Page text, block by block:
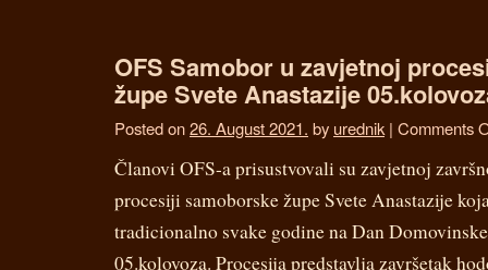
OFS Samobor u zavjetnoj
župe Svete Anastazije
Posted on26. August 2021. by urednik | Comments
Članovi OFS-a prisustvovali su zavjetnoj
procesiji samoborske župe Svete Anastazije
tradicionalno svake godine na Dan
05.kolovoza. Procesija predstavlja završetak